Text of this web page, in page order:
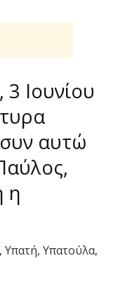
Ιουνίου
συν αυτώ
η
Υπατή, Υπατούλα,